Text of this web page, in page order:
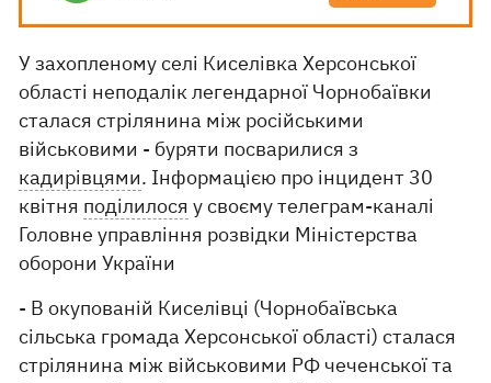
У захопленому селі Киселівка Херсонської
області неподалік легендарної Чорнобаївки
сталася стрілянина між російськими
військовими - буряти посварилися з
кадирівцями. Інформацією про інцидент 30
квітня поділилося у своєму телеграм-каналі
Головне управління розвідки Міністерства
оборони України
- В окупованій Киселівці (Чорнобаївська
сільська громада Херсонської області) сталася
стрілянина між військовими РФ чеченської та